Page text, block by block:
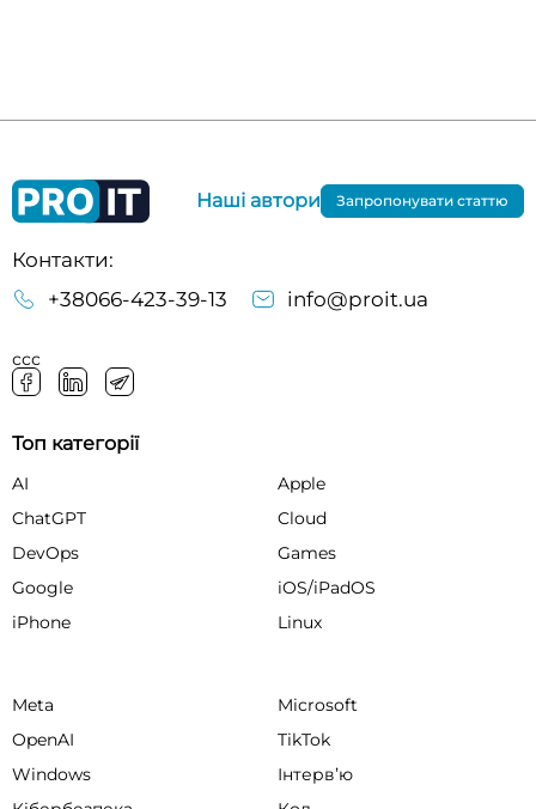
Контакти:
+38066-423-39-13
info@proit.ua
ссс
Наші автори Запропонувати статтю
Топ категорії
AI
Apple
ChatGPT
Cloud
DevOps
Games
Google
iOS/iPadOS
iPhone
Linux
Meta
Microsoft
OpenAI
TikTok
Windows
Інтервʼю